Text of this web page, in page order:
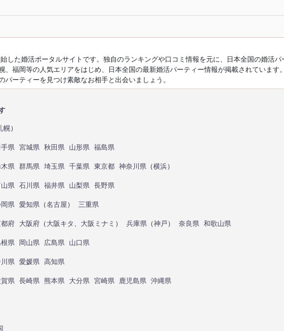
した婚活ポータルサイトです。独自のランキングや口コミ情報を元に、日本全国の婚活
、福岡等の人気エリアをはじめ、日本全国の最新婚活パーティー情報が掲載されていま
ーティーを見つけ素敵なお相手と出会いましょう。
幌）
県 宮城県 秋田県 山形県 福島県
県 群馬県 埼玉県 千葉県 東京都 神奈川県 （横浜）
県 石川県 福井県 山梨県 長野県
県 愛知県 （名古屋） 三重県
府 大阪府 （大阪キタ 大阪ミナミ ） 兵庫県 （神戸） 奈良県 和歌山県
県 岡山県 広島県 山口県
県 愛媛県 高知県
県 長崎県 熊本県 大分県 宮崎県 鹿児島県 沖縄県